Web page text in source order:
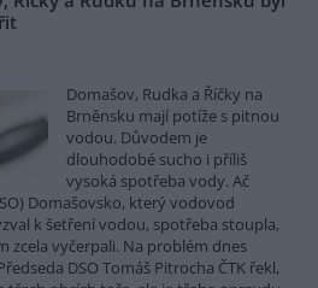
Domašov, Rudka a Říčky na
Brněnsku mají potíže s pitnou
vodou. Důvodem je
dlouhodobé sucho i příliš
vysoká spotřeba vody. Ač
Domašovsko, který vodovod
k šetření vodou, spotřeba stoupla,
zcela vyčerpali. Na problém dnes
DSO Tomáš Pitrocha ČTK řekl,